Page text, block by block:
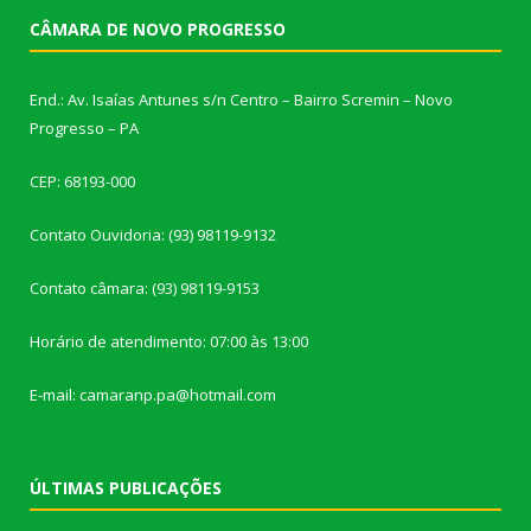
CÂMARA DE NOVO PROGRESSO
End.: Av. Isaías Antunes s/n Centro – Bairro Scremin – Novo
Progresso – PA
CEP: 68193-000
Contato Ouvidoria: (93) 98119-9132
Contato câmara: (93) 98119-9153
Horário de atendimento: 07:00 às 13:00
E-mail: camaranp.pa@hotmail.com
ÚLTIMAS PUBLICAÇÕES